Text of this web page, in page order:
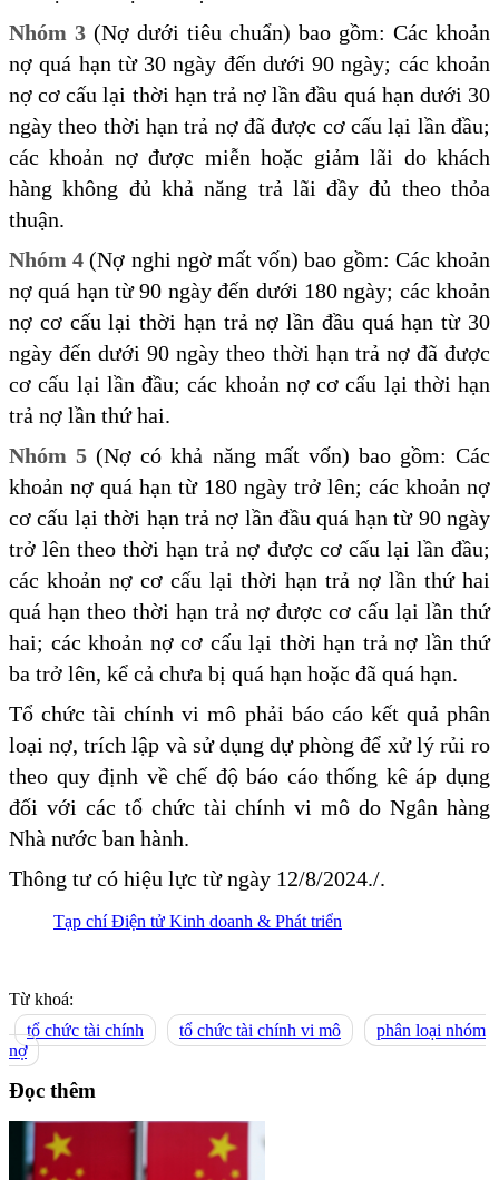
Nhóm 3 (Nợ dưới tiêu chuẩn) bao gồm: Các khoản
nợ quá hạn từ 30 ngày đến dưới 90 ngày; các khoản
nợ cơ cấu lại thời hạn trả nợ lần đầu quá hạn dưới 30
ngày theo thời hạn trả nợ đã được cơ cấu lại lần đầu;
các khoản nợ được miễn hoặc giảm lãi do khách
hàng không đủ khả năng trả lãi đầy đủ theo thỏa
thuận.
Nhóm 4 (Nợ nghi ngờ mất vốn) bao gồm: Các khoản
nợ quá hạn từ 90 ngày đến dưới 180 ngày; các khoản
nợ cơ cấu lại thời hạn trả nợ lần đầu quá hạn từ 30
ngày đến dưới 90 ngày theo thời hạn trả nợ đã được
cơ cấu lại lần đầu; các khoản nợ cơ cấu lại thời hạn
trả nợ lần thứ hai.
Nhóm 5 (Nợ có khả năng mất vốn) bao gồm: Các
khoản nợ quá hạn từ 180 ngày trở lên; các khoản nợ
cơ cấu lại thời hạn trả nợ lần đầu quá hạn từ 90 ngày
trở lên theo thời hạn trả nợ được cơ cấu lại lần đầu;
các khoản nợ cơ cấu lại thời hạn trả nợ lần thứ hai
quá hạn theo thời hạn trả nợ được cơ cấu lại lần thứ
hai; các khoản nợ cơ cấu lại thời hạn trả nợ lần thứ
ba trở lên, kể cả chưa bị quá hạn hoặc đã quá hạn.
Tổ chức tài chính vi mô phải báo cáo kết quả phân
loại nợ, trích lập và sử dụng dự phòng để xử lý rủi ro
theo quy định về chế độ báo cáo thống kê áp dụng
đối với các tổ chức tài chính vi mô do Ngân hàng
Nhà nước ban hành.
Thông tư có hiệu lực từ ngày 12/8/2024./.
Tạp chí Điện tử Kinh doanh & Phát triển
Từ khoá:
tổ chức tài chính
tổ chức tài chính vi mô
phân loại nhóm
nợ
Đọc thêm